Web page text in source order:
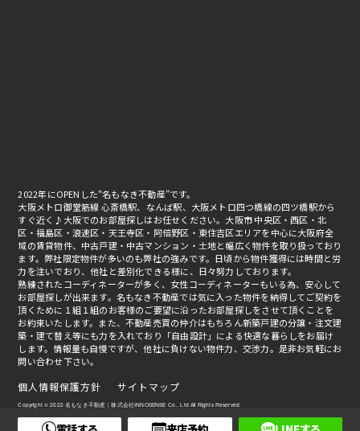
2022年にOPENした“名もなき不動産”です。
大阪メトロ御堂筋線 心斎橋駅、なんば駅、大阪メトロ四つ橋線の四ツ橋駅から
すぐ近く♪大阪でのお部屋探しはお任せください。大阪市 中央区・西区・北
区・福島区・浪速区・天王寺区・阿倍野区・東住吉区エリアを中心に大阪府全
域の賃貸物件、中古戸建・中古マンション・土地と幅広く物件を取り扱っており
ます。弊社限定物件が多いのも弊社の強みです。日頃から物件獲得には時間と労
力を注いでおり、他社と差別化できる様に、日々努力しております。
熟練されたコーディネーターが多く、女性コーディネーターもいる為、安心して
お部屋探しが出来ます。名もなき不動産では気に入った物件を納得してご契約を
頂くために１組１組のお客様のご要望に沿ったお部屋探しをさせて頂くことを
お約束いたします。また、不動産売買の仲介はもちろん新築戸建の分譲・注文建
築・建て替え等にも力を入れており「自由設計」による快適な暮らしをお届け
します。情報量も自慢ですが、他社に負けない物件力、交渉力。是非お気軽にお
問い合わせ下さい。
Copyright © 2022 名もなき不動産｜株式会社INNOSENSE Co., Ltd All Rights Reserved.
個人情報保護方針 サイトマップ